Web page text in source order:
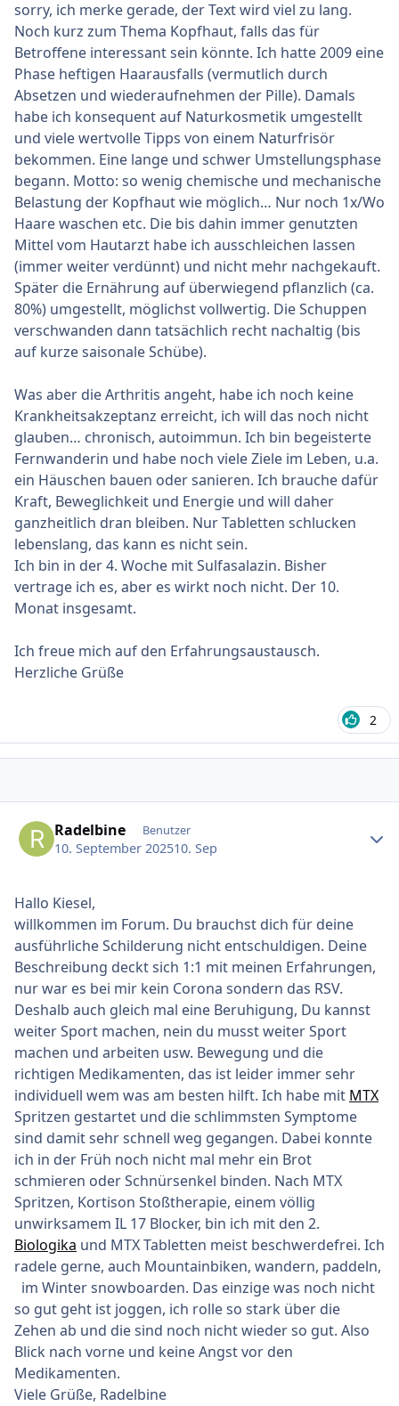
sorry, ich merke gerade, der Text wird viel zu lang.
Noch kurz zum Thema Kopfhaut, falls das für
Betroffene interessant sein könnte. Ich hatte 2009 eine
Phase heftigen Haarausfalls (vermutlich durch
Absetzen und wiederaufnehmen der Pille). Damals
habe ich konsequent auf Naturkosmetik umgestellt
und viele wertvolle Tipps von einem Naturfrisör
bekommen. Eine lange und schwer Umstellungsphase
begann. Motto: so wenig chemische und mechanische
Belastung der Kopfhaut wie möglich… Nur noch 1x/Wo
Haare waschen etc. Die bis dahin immer genutzten
Mittel vom Hautarzt habe ich ausschleichen lassen
(immer weiter verdünnt) und nicht mehr nachgekauft.
Später die Ernährung auf überwiegend pflanzlich (ca.
80%) umgestellt, möglichst vollwertig. Die Schuppen
verschwanden dann tatsächlich recht nachaltig (bis
auf kurze saisonale Schübe).
Was aber die Arthritis angeht, habe ich noch keine
Krankheitsakzeptanz erreicht, ich will das noch nicht
glauben… chronisch, autoimmun. Ich bin begeisterte
Fernwanderin und habe noch viele Ziele im Leben, u.a.
ein Häuschen bauen oder sanieren. Ich brauche dafür
Kraft, Beweglichkeit und Energie und will daher
ganzheitlich dran bleiben. Nur Tabletten schlucken
lebenslang, das kann es nicht sein.
Ich bin in der 4. Woche mit Sulfasalazin. Bisher
vertrage ich es, aber es wirkt noch nicht. Der 10.
Monat insgesamt.
Ich freue mich auf den Erfahrungsaustausch.
Herzliche Grüße
2
Radelbine Benutzer
10. September 202510. Sep
Hallo Kiesel,
willkommen im Forum. Du brauchst dich für deine
ausführliche Schilderung nicht entschuldigen. Deine
Beschreibung deckt sich 1:1 mit meinen Erfahrungen,
nur war es bei mir kein Corona sondern das RSV.
Deshalb auch gleich mal eine Beruhigung, Du kannst
weiter Sport machen, nein du musst weiter Sport
machen und arbeiten usw. Bewegung und die
richtigen Medikamenten, das ist leider immer sehr
individuell wem was am besten hilft. Ich habe mit MTX
Spritzen gestartet und die schlimmsten Symptome
sind damit sehr schnell weg gegangen. Dabei konnte
ich in der Früh noch nicht mal mehr ein Brot
schmieren oder Schnürsenkel binden. Nach MTX
Spritzen, Kortison Stoßtherapie, einem völlig
unwirksamem IL 17 Blocker, bin ich mit den 2.
Biologika und MTX Tabletten meist beschwerdefrei. Ich
radele gerne, auch Mountainbiken, wandern, paddeln,
im Winter snowboarden. Das einzige was noch nicht
so gut geht ist joggen, ich rolle so stark über die
Zehen ab und die sind noch nicht wieder so gut. Also
Blick nach vorne und keine Angst vor den
Medikamenten.
Viele Grüße, Radelbine